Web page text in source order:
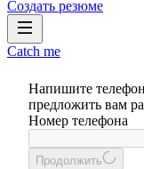
Создать резюме
Catch me
Напишите
предложить вам
Номер телефона
Продолжить